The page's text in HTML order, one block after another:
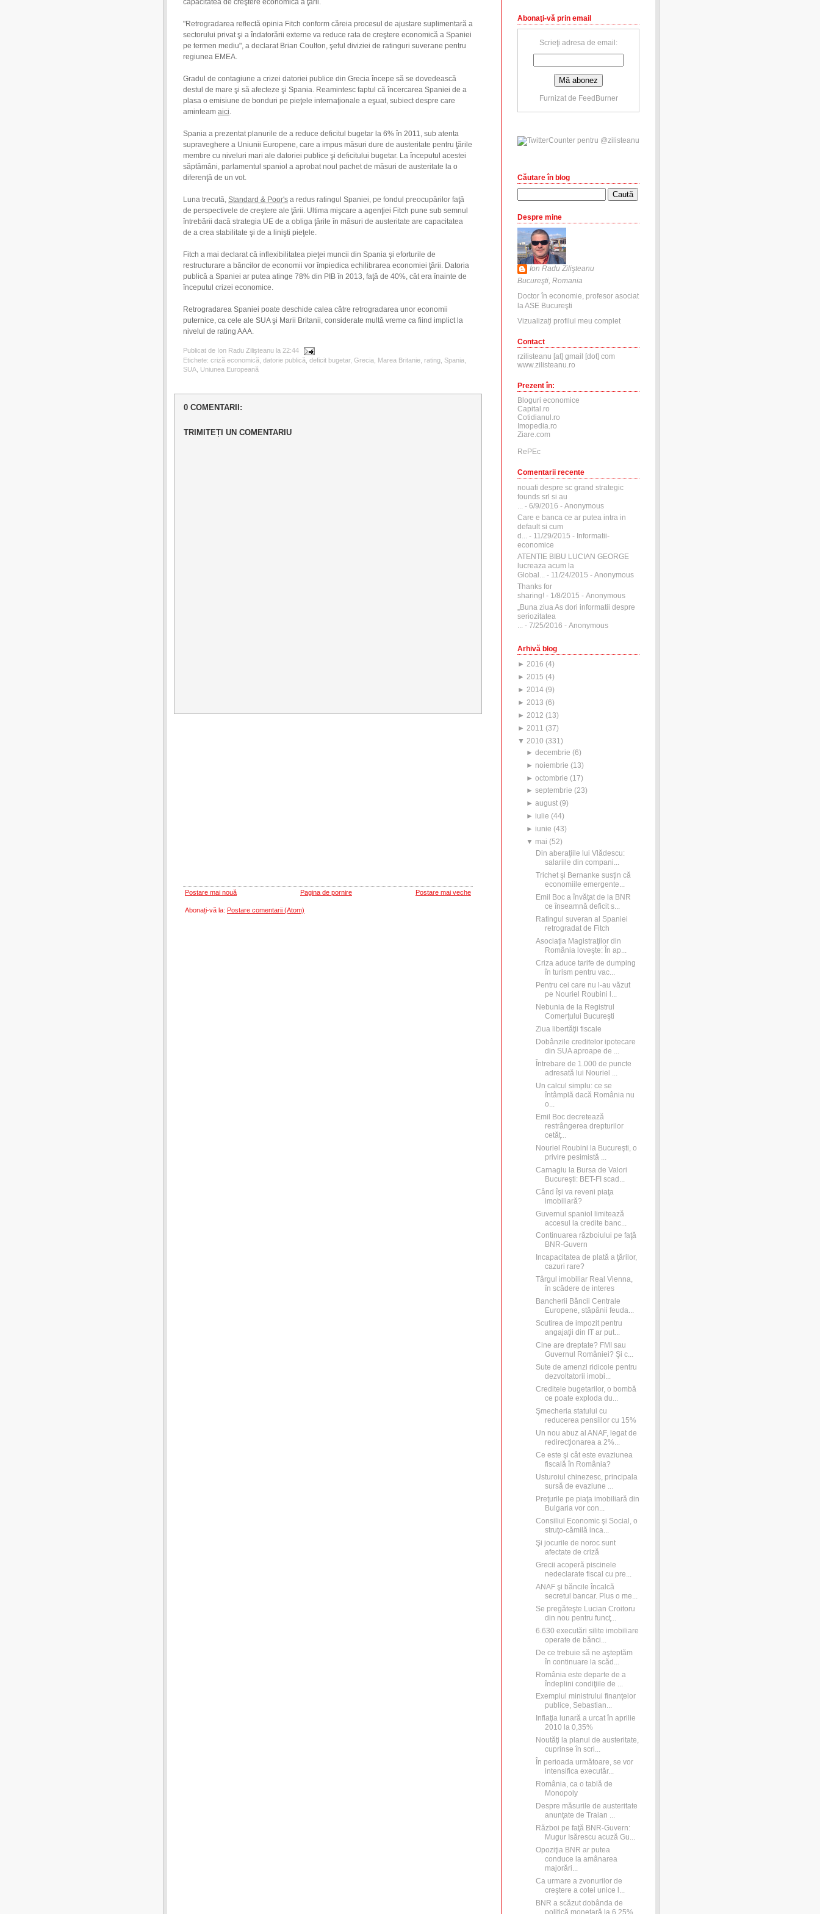
capacitatea de creştere economică a ţării.
"Retrogradarea reflectă opinia Fitch conform căreia procesul de ajustare suplimentară a
sectorului privat şi a îndatorării externe va reduce rata de creştere economică a Spaniei
pe termen mediu", a declarat Brian Coulton, şeful diviziei de ratinguri suverane pentru
regiunea EMEA.
Gradul de contagiune a crizei datoriei publice din Grecia începe să se dovedească
destul de mare şi să afecteze şi Spania. Reamintesc faptul că încercarea Spaniei de a
plasa o emisiune de bonduri pe pieţele internaţionale a eşuat, subiect despre care
aminteam aici.
Spania a prezentat planurile de a reduce deficitul bugetar la 6% în 2011, sub atenta
supraveghere a Uniunii Europene, care a impus măsuri dure de austeritate pentru ţările
membre cu niveluri mari ale datoriei publice şi deficitului bugetar. La începutul acestei
săptămâni, parlamentul spaniol a aprobat noul pachet de măsuri de austeritate la o
diferenţă de un vot.
Luna trecută, Standard & Poor's a redus ratingul Spaniei, pe fondul preocupărilor faţă
de perspectivele de creştere ale ţării. Ultima mişcare a agenţiei Fitch pune sub semnul
întrebării dacă strategia UE de a obliga ţările în măsuri de austeritate are capacitatea
de a crea stabilitate şi de a linişti pieţele.
Fitch a mai declarat că inflexibilitatea pieţei muncii din Spania şi eforturile de
restructurare a băncilor de economii vor împiedica echilibrarea economiei ţării. Datoria
publică a Spaniei ar putea atinge 78% din PIB în 2013, faţă de 40%, cât era înainte de
începutul crizei economice.
Retrogradarea Spaniei poate deschide calea către retrogradarea unor economii
puternice, ca cele ale SUA şi Marii Britanii, considerate multă vreme ca fiind implict la
nivelul de rating AAA.
Publicat de Ion Radu Zilişteanu la 22:44
Etichete: criză economică datorie publică deficit bugetar, Grecia Marea Britanie rating Spania
SUA Uniunea Europeană
0 COMENTARII:
TRIMITEȚI UN COMENTARIU
Postare mai nouă Postare mai veche
Pagina de pornire
Abonați-vă la: Postare comentarii (Atom)
Abonaţi-vă prin email
Scrieţi adresa de email:
Furnizat de FeedBurner
Căutare în blog
Despre mine
Ion Radu Zilişteanu
Bucureşti, Romania
Doctor în economie, profesor asociat
la ASE Bucureşti
Vizualizați profilul meu complet
Contact
rzilisteanu [at] gmail [dot] com
www.zilisteanu.ro
Prezent în:
Bloguri economice
Capital.ro
Cotidianul.ro
Imopedia.ro
Ziare.com
RePEc
Comentarii recente
nouati despre sc grand strategic
founds srl si au
... - 6/9/2016 - Anonymous
Care e banca ce ar putea intra in
default si cum
d... - 11/29/2015 - Informatii-
economice
ATENTIE BIBU LUCIAN GEORGE
lucreaza acum la
Global... - 11/24/2015 - Anonymous
Thanks for
sharing! - 1/8/2015 - Anonymous
„Buna ziua As dori informatii despre
seriozitatea
... - 7/25/2016 - Anonymous
Arhivă blog
► 2016 (4)
► 2015 (4)
► 2014 (9)
► 2013 (6)
► 2012 (13)
► 2011 (37)
▼ 2010 (331 )
►decembrie (6)
► noiembrie (13)
►octombrie (17)
►septembrie (23)
►august (9)
► iulie (44)
► iunie (43)
▼ mai (52)
Din aberaţiile lui Vlădescu:
salariile din compani...
Trichet şi Bernanke susţin că
economiile emergente...
Emil Boc a învăţat de la BNR
ce înseamnă deficit s...
Ratingul suveran al Spaniei
retrogradat de Fitch
Asociaţia Magistraţilor din
România loveşte: În ap...
Criza aduce tarife de dumping
în turism pentru vac...
Pentru cei care nu l-au văzut
pe Nouriel Roubini l...
Nebunia de la Registrul
Comerţului Bucureşti
Ziua libertăţii fiscale
Dobânzile creditelor ipotecare
din SUA aproape de ...
Întrebare de 1.000 de puncte
adresată lui Nouriel ...
Un calcul simplu: ce se
întâmplă dacă România nu
o...
Emil Boc decretează
restrângerea drepturilor
cetăţ...
Nouriel Roubini la Bucureşti, o
privire pesimistă ...
Carnagiu la Bursa de Valori
Bucureşti: BET-FI scad...
Când îşi va reveni piaţa
imobiliară?
Guvernul spaniol limitează
accesul la credite banc...
Continuarea războiului pe faţă
BNR-Guvern
Incapacitatea de plată a ţărilor,
cazuri rare?
Târgul imobiliar Real Vienna,
în scădere de interes
Bancherii Băncii Centrale
Europene, stăpânii feuda...
Scutirea de impozit pentru
angajaţii din IT ar put...
Cine are dreptate? FMI sau
Guvernul României? Şi c...
Sute de amenzi ridicole pentru
dezvoltatorii imobi...
Creditele bugetarilor, o bombă
ce poate exploda du...
Şmecheria statului cu
reducerea pensiilor cu 15%
Un nou abuz al ANAF, legat de
redirecţionarea a 2%...
Ce este şi cât este evaziunea
fiscală în România?
Usturoiul chinezesc, principala
sursă de evaziune ...
Preţurile pe piaţa imobiliară din
Bulgaria vor con...
Consiliul Economic şi Social, o
struţo-cămilă inca...
Şi jocurile de noroc sunt
afectate de criză
Grecii acoperă piscinele
nedeclarate fiscal cu pre...
ANAF şi băncile încalcă
secretul bancar. Plus o me...
Se pregăteşte Lucian Croitoru
din nou pentru funcţ...
6.630 executări silite imobiliare
operate de bănci...
De ce trebuie să ne aşteptăm
în continuare la scăd...
România este departe de a
îndeplini condiţiile de ...
Exemplul ministrului finanţelor
publice, Sebastian...
Inflaţia lunară a urcat în aprilie
2010 la 0,35%
Noutăţi la planul de austeritate,
cuprinse în scri...
În perioada următoare, se vor
intensifica executăr...
România, ca o tablă de
Monopoly
Despre măsurile de austeritate
anunţate de Traian ...
Război pe faţă BNR-Guvern:
Mugur Isărescu acuză Gu...
Opoziţia BNR ar putea
conduce la amânarea
majorări...
Ca urmare a zvonurilor de
creştere a cotei unice l...
BNR a scăzut dobânda de
politică monetară la 6,25%...